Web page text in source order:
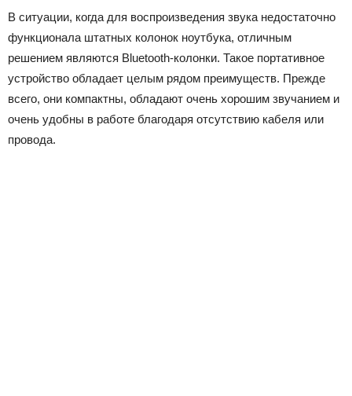
В ситуации, когда для воспроизведения звука недостаточно
функционала штатных колонок ноутбука, отличным
решением являются Bluetooth-колонки. Такое портативное
устройство обладает целым рядом преимуществ. Прежде
всего, они компактны, обладают очень хорошим звучанием и
очень удобны в работе благодаря отсутствию кабеля или
провода.